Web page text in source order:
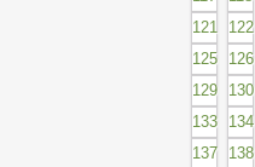
121
122
125
126
129
130
133
134
137
138